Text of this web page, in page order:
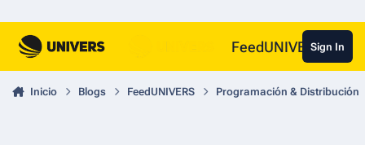
FeedUNIVERSSign In
Inicio Blogs FeedUNIVERS Programación & Distribución